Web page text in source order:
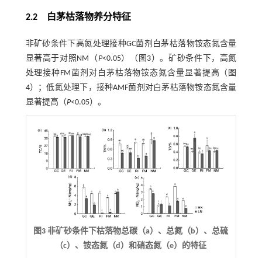
2.2 白茅枯落物养分特征
非矿砂条件下高氮处理接种GC菌剂白茅枯落物铵态氮含量
显著高于对照NM（P<0.05）（ 图3）。矿砂条件下，高氮
处理接种FM菌剂对白茅枯落物铵态氮含量显著提高（ 图
4）；低氮处理下，接种AMF菌剂对白茅枯落物铵态氮含量
显著提高（P<0.05）。
图3 非矿砂条件下枯落物总碳（a）、总氮（b）、总硫
（c）、铵态氮（d）和硝态氮（e）的特征